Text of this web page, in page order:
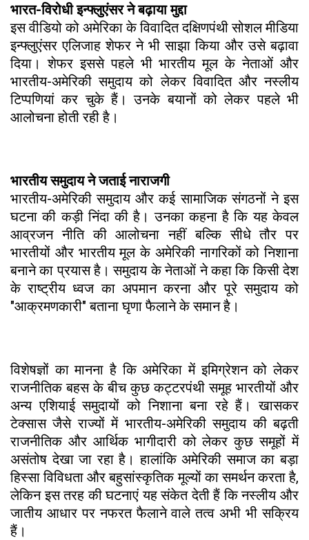
भारत-विरोधी इन्फ्लुएंसर ने बढ़ाया मुद्दा
इस वीडियो को अमेरिका के विवादित दक्षिणपंथी सोशल मीडिया
इन्फ्लुएंसर एलिजाह शेफर ने भी साझा किया और उसे बढ़ावा
दिया। शेफर इससे पहले भी भारतीय मूल के नेताओं और
भारतीय-अमेरिकी समुदाय को लेकर विवादित और नस्लीय
टिप्पणियां कर चुके हैं। उनके बयानों को लेकर पहले भी
आलोचना होती रही है।
भारतीय समुदाय ने जताई नाराजगी
भारतीय-अमेरिकी समुदाय और कई सामाजिक संगठनों ने इस
घटना की कड़ी निंदा की है। उनका कहना है कि यह केवल
आव्रजन नीति की आलोचना नहीं बल्कि सीधे तौर पर
भारतीयों और भारतीय मूल के अमेरिकी नागरिकों को निशाना
बनाने का प्रयास है। समुदाय के नेताओं ने कहा कि किसी देश
के राष्ट्रीय ध्वज का अपमान करना और पूरे समुदाय को
"आक्रमणकारी" बताना घृणा फैलाने के समान है।
विशेषज्ञों का मानना है कि अमेरिका में इमिग्रेशन को लेकर
राजनीतिक बहस के बीच कुछ कट्टरपंथी समूह भारतीयों और
अन्य एशियाई समुदायों को निशाना बना रहे हैं। खासकर
टेक्सास जैसे राज्यों में भारतीय-अमेरिकी समुदाय की बढ़ती
राजनीतिक और आर्थिक भागीदारी को लेकर कुछ समूहों में
असंतोष देखा जा रहा है। हालांकि अमेरिकी समाज का बड़ा
हिस्सा विविधता और बहुसांस्कृतिक मूल्यों का समर्थन करता है,
लेकिन इस तरह की घटनाएं यह संकेत देती हैं कि नस्लीय और
जातीय आधार पर नफरत फैलाने वाले तत्व अभी भी सक्रिय
हैं।